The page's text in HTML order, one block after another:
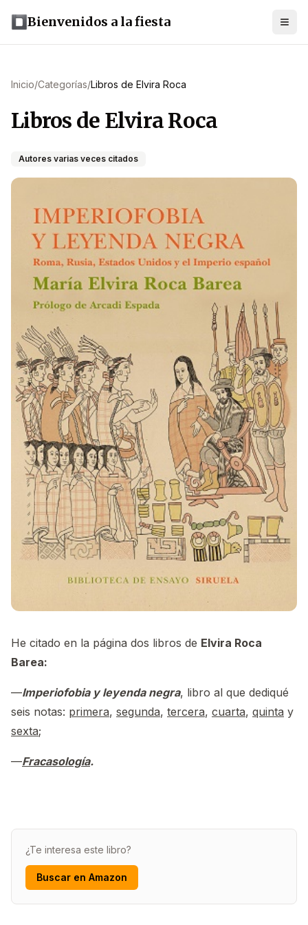
Bienvenidos a la fiesta
Inicio/Categorías/Libros de Elvira Roca
Libros de Elvira Roca
Autores varias veces citados
He citado en la página dos libros de Elvira Roca
Barea:
—Imperiofobia y leyenda negra, libro al que dediqué
seis notas: primera, segunda, tercera, cuarta, quinta y
sexta;
—Fracasología.
¿Te interesa este libro?
Buscar en Amazon